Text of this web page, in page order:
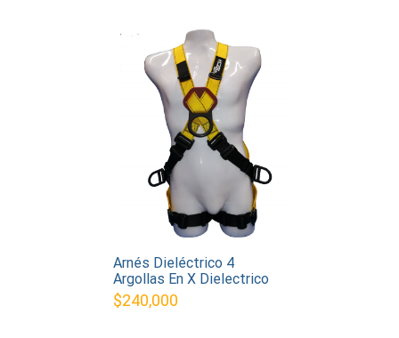
Arnés Dieléctrico 4
Argollas En X Dielectrico
$240,000